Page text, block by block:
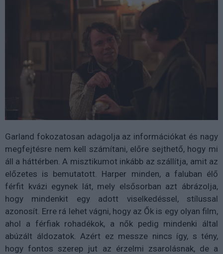
Garland fokozatosan adagolja az információkat és nagy
megfejtésre nem kell számítani, előre sejthető, hogy mi
áll a háttérben. A misztikumot inkább az szállítja, amit az
előzetes is bemutatott. Harper minden, a faluban élő
férfit kvázi egynek lát, mely elsősorban azt ábrázolja,
hogy mindenkit egy adott viselkedéssel, stílussal
azonosít. Erre rá lehet vágni, hogy az Ők is egy olyan film,
ahol a férfiak rohadékok, a nők pedig mindenki által
abúzált áldozatok. Azért ez messze nincs így, s tény,
hogy fontos szerep jut az érzelmi zsarolásnak, de a